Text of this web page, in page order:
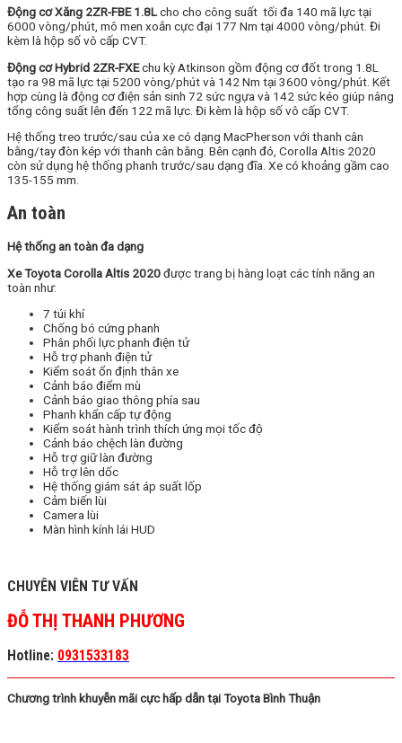
Động cơ Xăng 2ZR-FBE 1.8Lcho cho công suất tối đa 140 mã lực tại
6000 vòng/phút, mô men xoắn cực đại 177 Nm tại 4000 vòng/phút. Đi
kèm là hộp số vô cấp CVT.
Động cơ Hybrid 2ZR-FXEchu kỳ Atkinson gồm động cơ đốt trong 1.8L
tạo ra 98 mã lực tại 5200 vòng/phút và 142 Nm tại 3600 vòng/phút. Kết
hợp cùng là động cơ điện sản sinh 72 sức ngựa và 142 sức kéo giúp nâng
tổng công suất lên đến 122 mã lực. Đi kèm là hộp số vô cấp CVT.
Hệ thống treo trước/sau của xe có dạng MacPherson với thanh cân
bằng/tay đòn kép với thanh cân bằng. Bên cạnh đó, Corolla Altis 2020
còn sử dụng hệ thống phanh trước/sau dạng đĩa. Xe có khoảng gầm cao
135-155 mm.
An toàn
Hệ thống an toàn đa dạng
Xe Toyota Corolla Altis 2020được trang bị hàng loạt các tính năng an
toàn như:
7 túi khí
Chống bó cứng phanh
Phân phối lực phanh điện tử
Hỗ trợ phanh điện tử
Kiểm soát ổn định thân xe
Cảnh báo điểm mù
Cảnh báo giao thông phía sau
Phanh khẩn cấp tự động
Kiểm soát hành trình thích ứng mọi tốc độ
Cảnh báo chệch làn đường
Hỗ trợ giữ làn đường
Hỗ trợ lên dốc
Hệ thống giám sát áp suất lốp
Cảm biến lùi
Camera lùi
Màn hình kính lái HUD
CHUYÊN VIÊN TƯ VẤN
ĐỖ THỊ THANH PHƯƠNG
Hotline: 0931533183
Chương trình khuyễn mãi cực hấp dẫn tại Toyota Bình Thuận